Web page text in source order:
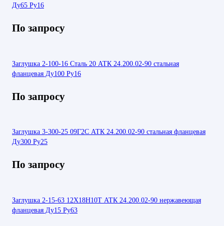
Ду65 Ру16
По запросу
Заглушка 2-100-16 Сталь 20 АТК 24.200.02-90 стальная
фланцевая Ду100 Ру16
По запросу
Заглушка 3-300-25 09Г2С АТК 24.200.02-90 стальная фланцевая
Ду300 Ру25
По запросу
Заглушка 2-15-63 12Х18Н10Т АТК 24.200.02-90 нержавеющая
фланцевая Ду15 Ру63